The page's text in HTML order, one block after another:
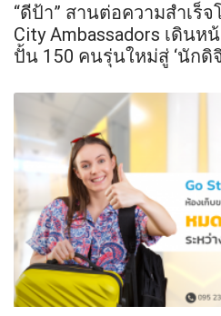
“ดีป้า” สานต่อความสำเร็จ
City Ambassadors เดินห
ปั้น 150 คนรุ่นใหม่สู่ ‘นักดิ